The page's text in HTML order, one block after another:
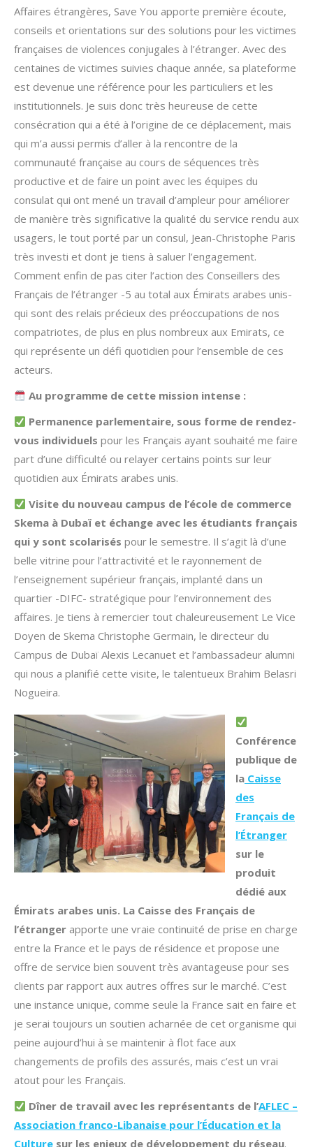
Affaires étrangères, Save You apporte première écoute,
conseils et orientations sur des solutions pour les victimes
françaises de violences conjugales à l’étranger. Avec des
centaines de victimes suivies chaque année, sa plateforme
est devenue une référence pour les particuliers et les
institutionnels. Je suis donc très heureuse de cette
consécration qui a été à l’origine de ce déplacement, mais
qui m’a aussi permis d’aller à la rencontre de la
communauté française au cours de séquences très
productive et de faire un point avec les équipes du
consulat qui ont mené un travail d’ampleur pour améliorer
de manière très significative la qualité du service rendu aux
usagers, le tout porté par un consul, Jean-Christophe Paris
très investi et dont je tiens à saluer l’engagement.
Comment enfin de pas citer l’action des Conseillers des
Français de l’étranger -5 au total aux Émirats arabes unis-
qui sont des relais précieux des préoccupations de nos
compatriotes, de plus en plus nombreux aux Emirats, ce
qui représente un défi quotidien pour l’ensemble de ces
acteurs.
Au programme de cette mission intense :
Permanence parlementaire, sous forme de rendez-
vous individuels pour les Français ayant souhaité me faire
part d’une difficulté ou relayer certains points sur leur
quotidien aux Émirats arabes unis.
Visite du nouveau campus de l’école de commerce
Skema à Dubaï et échange avec les étudiants français
qui y sont scolarisés pour le semestre. Il s’agit là d’une
belle vitrine pour l’attractivité et le rayonnement de
l’enseignement supérieur français, implanté dans un
quartier -DIFC- stratégique pour l’environnement des
affaires. Je tiens à remercier tout chaleureusement Le Vice
Doyen de Skema Christophe Germain, le directeur du
Campus de Dubaï Alexis Lecanuet et l’ambassadeur alumni
qui nous a planifié cette visite, le talentueux Brahim Belasri
Nogueira.
Conférence
publique de
la Caisse
des
Français de
l’Étranger
sur le
produit
dédié aux
Émirats arabes unis. La Caisse des Français de
l’étranger apporte une vraie continuité de prise en charge
entre la France et le pays de résidence et propose une
offre de service bien souvent très avantageuse pour ses
clients par rapport aux autres offres sur le marché. C’est
une instance unique, comme seule la France sait en faire et
je serai toujours un soutien acharnée de cet organisme qui
peine aujourd’hui à se maintenir à flot face aux
changements de profils des assurés, mais c’est un vrai
atout pour les Français.
Dîner de travail avec les représentants de l’AFLEC –
Association franco-Libanaise pour l’Éducation et la
Culture sur les enjeux de développement du réseau.